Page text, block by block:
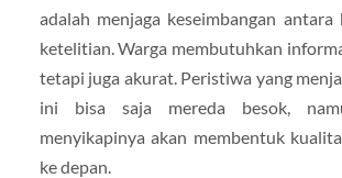
adalah menjaga keseimbangan antara
ketelitian. Warga membutuhkan
tetapi juga akurat. Peristiwa yang
ini bisa saja mereda besok,
menyikapinya akan membentuk
ke depan.